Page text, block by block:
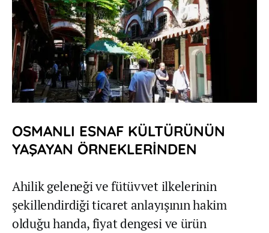
OSMANLI ESNAF KÜLTÜRÜNÜN
YAŞAYAN ÖRNEKLERİNDEN
Ahilik geleneği ve fütüvvet ilkelerinin
şekillendirdiği ticaret anlayışının hakim
olduğu handa, fiyat dengesi ve ürün